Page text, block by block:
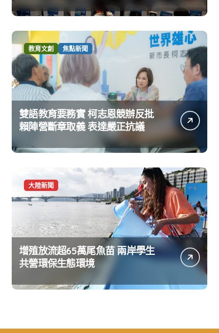
教育文創 焦點新聞
雙語教育要務實 柯志恩競辦反批
賴陣營斷章取義 表達嚴正抗議
大陸新聞
增殖放流超65萬尾魚苗 兩岸學生
共營環保生態環境